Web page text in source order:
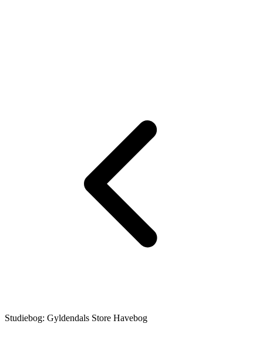
Studiebog: Gyldendals Store Havebog